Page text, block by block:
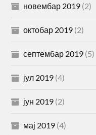
новембар 2019 (2)
октобар 2019 (2)
септембар 2019 (5)
јул 2019 (4)
јун 2019 (2)
мај 2019 (4)